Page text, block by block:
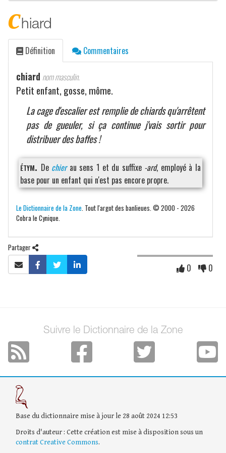
chiard
Définition Commentaires
chiard nom masculin.
Petit enfant, gosse, môme.
La cage d'escalier est remplie de chiards qu'arrêtent
pas de gueuler, si ça continue j'vais sortir pour
distribuer des baffes !
étym. De chierau sens 1 et du suffixe -ard, employé à la
base pour un enfant qui n'est pas encore propre.
Le Dictionnaire de la Zone . Tout l'argot des banlieues. © 2000 - 2026
Cobra le Cynique.
Partager
0 0
Suivre le Dictionnaire de la Zone
Base du dictionnaire mise à jour le 28 août 2024 12:53
Droits d'auteur : Cette création est mise à disposition sous un
contrat Creative Commons.